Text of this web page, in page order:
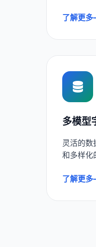
了解更多
多模型
灵活的
和多样化
了解更多